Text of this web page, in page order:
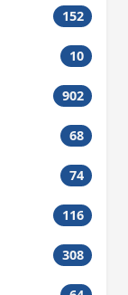
152
10
902
68
74
116
308